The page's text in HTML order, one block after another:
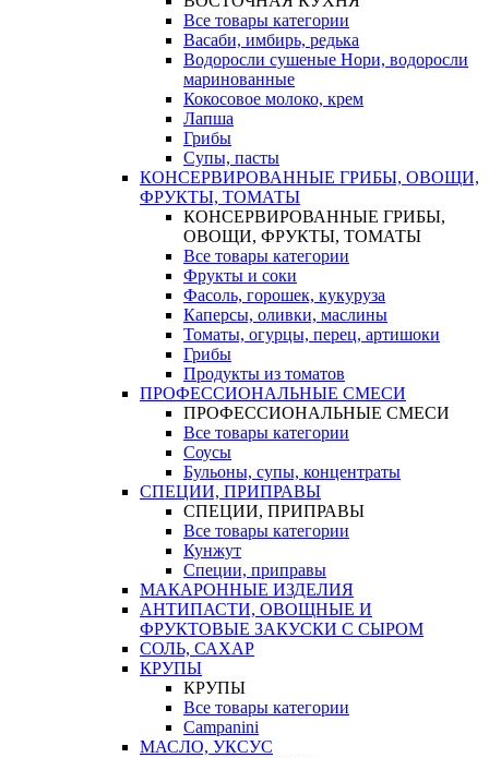
Все товары категории
Васаби, имбирь, редька
Водоросли сушеные Нори, водоросли
маринованные
Кокосовое молоко, крем
Лапша
Грибы
Супы, пасты
КОНСЕРВИРОВАННЫЕ ГРИБЫ, ОВОЩИ,
ФРУКТЫ, ТОМАТЫ
КОНСЕРВИРОВАННЫЕ ГРИБЫ,
ОВОЩИ, ФРУКТЫ, ТОМАТЫ
Все товары категории
Фрукты и соки
Фасоль, горошек, кукуруза
Каперсы, оливки, маслины
Томаты, огурцы, перец, артишоки
Грибы
Продукты из томатов
ПРОФЕССИОНАЛЬНЫЕ СМЕСИ
ПРОФЕССИОНАЛЬНЫЕ СМЕСИ
Все товары категории
Соусы
Бульоны, супы, концентраты
СПЕЦИИ, ПРИПРАВЫ
СПЕЦИИ, ПРИПРАВЫ
Все товары категории
Кунжут
Специи, приправы
МАКАРОННЫЕ ИЗДЕЛИЯ
АНТИПАСТИ, ОВОЩНЫЕ И
ФРУКТОВЫЕ ЗАКУСКИ С СЫРОМ
СОЛЬ, САХАР
КРУПЫ
КРУПЫ
Все товары категории
Campanini
МАСЛО, УКСУС